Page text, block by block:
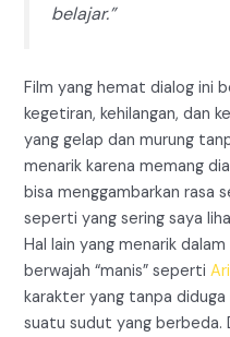
belajar.”
Film yang hemat dialog ini
kegetiran, kehilangan, dan
yang gelap dan murung
menarik karena memang
bisa menggambarkan rasa
seperti yang sering saya
Hal lain yang menarik
berwajah “manis” seperti
karakter yang tanpa diduga
suatu sudut yang berbeda.